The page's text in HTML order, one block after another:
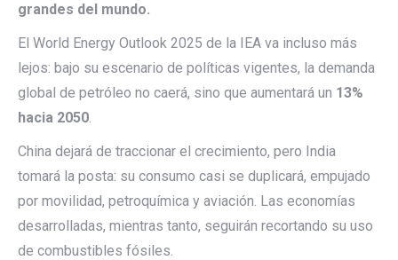
grandes del mundo.
El World Energy Outlook 2025 de la IEA va incluso más
lejos: bajo su escenario de políticas vigentes, la demanda
global de petróleo no caerá, sino que aumentará un 13%
hacia 2050.
China dejará de traccionar el crecimiento, pero India
tomará la posta: su consumo casi se duplicará, empujado
por movilidad, petroquímica y aviación. Las economías
desarrolladas, mientras tanto, seguirán recortando su uso
de combustibles fósiles.